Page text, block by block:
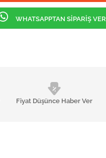
Fiyat Düşünce Haber Ver
WHATSAPPTAN SİPARİŞ VER